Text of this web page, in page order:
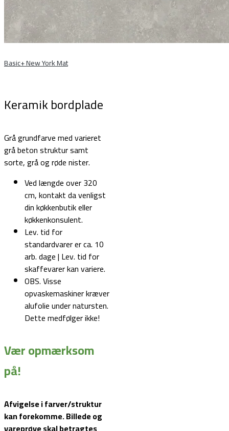
Basic+ New York Mat
Keramik bordplade
Grå grundfarve med varieret
grå beton struktur samt
sorte, grå og røde nister.
Ved længde over 320
cm, kontakt da venligst
din køkkenbutik eller
køkkenkonsulent.
Lev. tid for
standardvarer er ca. 10
arb. dage | Lev. tid for
skaffevarer kan variere.
OBS. Visse
opvaskemaskiner kræver
alufolie under natursten.
Dette medfølger ikke!
Vær opmærksom
på!
Afvigelse i farver/struktur
kan forekomme. Billede og